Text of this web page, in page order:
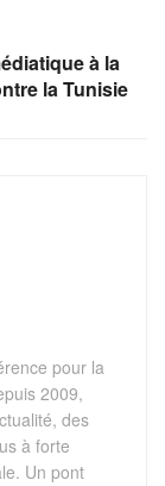
prennent les
orages peuvent
orage déverse
par mètre carré
à la
la Tunisie
pour la
2009,
des
à forte
Un pont